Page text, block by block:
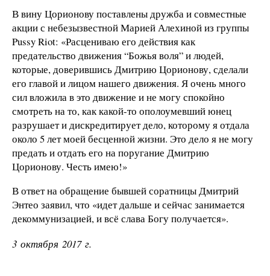
В вину Цорионову поставлены дружба и совместные
акции с небезызвестной Марией Алехиной из группы
Pussy Riot: «Расцениваю его действия как
предательство движения “Божья воля” и людей,
которые, доверившись Дмитрию Цорионову, сделали
его главой и лицом нашего движения. Я очень много
сил вложила в это движение и не могу спокойно
смотреть на то, как какой-то ополоумевший юнец
разрушает и дискредитирует дело, которому я отдала
около 5 лет моей бесценной жизни. Это дело я не могу
предать и отдать его на поругание Дмитрию
Цорионову. Честь имею!»
В ответ на обращение бывшей соратницы Дмитрий
Энтео заявил, что «идет дальше и сейчас занимается
декоммунизацией, и всё слава Богу получается».
3 октября 2017 г.